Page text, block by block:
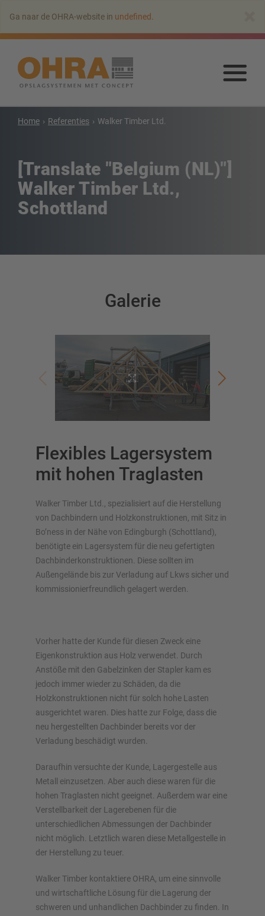
hoofdinhoud
springen
Ga naar de OHRA-website in undefined
Home Referenties Walker Timber Ltd.
[Translate "Belgium (NL)"]
Walker Timber Ltd.,
Schottland
Galerie
Flexibles Lagersystem
mit hohen Traglasten
Walker Timber Ltd., spezialisiert auf die Herstellung
von Dachbindern und Holzkonstruktionen, mit Sitz in
Bo’ness in der Nähe von Edingburgh (Schottland),
benötigte ein Lagersystem für die neu gefertigten
Dachbinderkonstruktionen. Diese sollten im
Außengelände bis zur Verladung auf Lkws sicher und
kommissionierfreundlich gelagert werden.
Vorher hatte der Kunde für diesen Zweck eine
Eigenkonstruktion aus Holz verwendet. Durch
Anstöße mit den Gabelzinken der Stapler kam es
jedoch immer wieder zu Schäden, da die
Holzkonstruktionen nicht für solch hohe Lasten
ausgerichtet waren. Dies hatte zur Folge, dass die
neu hergestellten Dachbinder bereits vor der
Verladung beschädigt wurden.
Daraufhin versuchte der Kunde, Lagergestelle aus
Metall einzusetzen. Aber auch diese waren für die
hohen Traglasten nicht geeignet. Außerdem war eine
Verstellbarkeit der Lagerebenen für die
unterschiedlichen Abmessungen der Dachbinder
nicht möglich. Letztlich waren diese Metallgestelle in
der Herstellung zu teuer.
Walker Timber kontaktiere OHRA, um eine sinnvolle
und wirtschaftliche Lösung für die Lagerung der
schweren und unhandlichen Dachbinder zu finden. In
Draagarmstellingen
Enkelzijdige draagarmstelling
Dubbelzijdige draagarmstelling
Draagarmstellingen voor zware lasten
Mobiele draagarmstellingen
Verrijdbare stellingen
Automatische opslagsystemen
– inclusief directe aanvraag
Configureer stelling nu